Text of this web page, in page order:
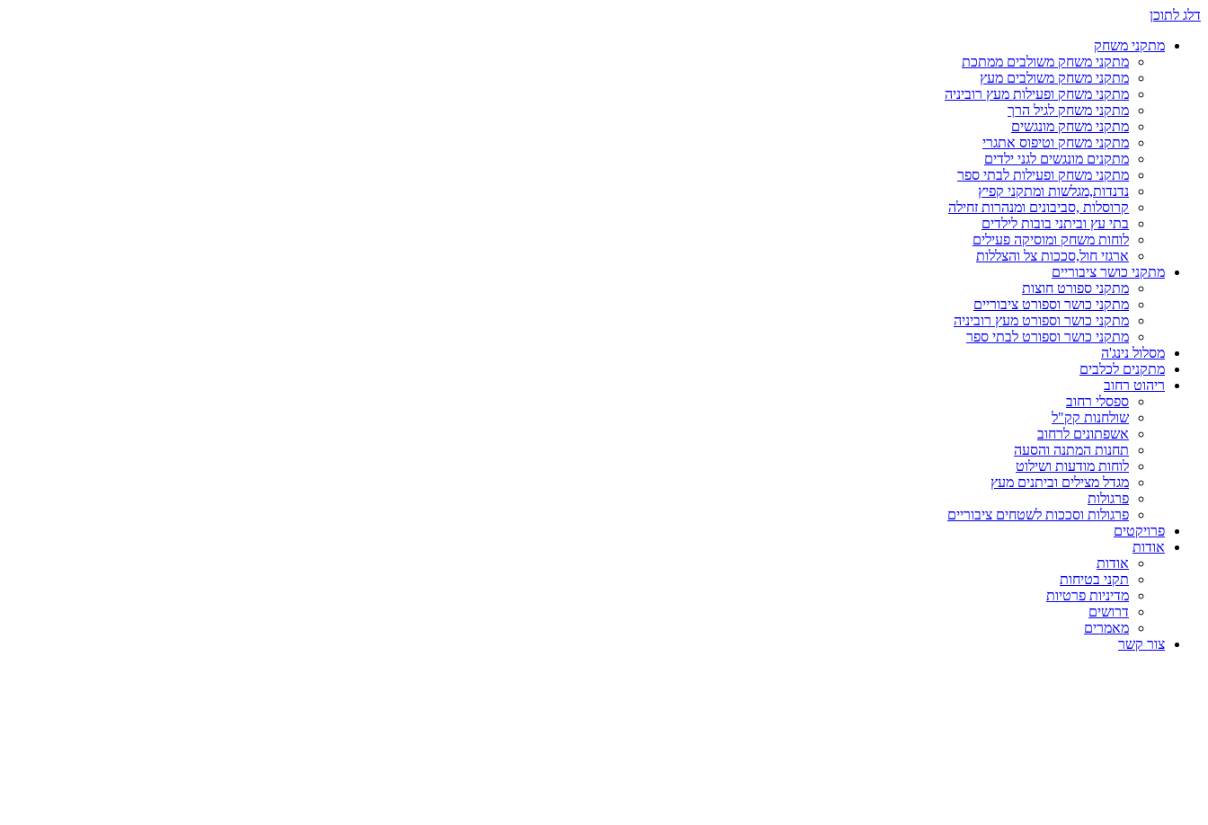
דלג לתוכן
מתקני משחק
מתקני משחק משולבים ממתכת
מתקני משחק משולבים מעץ
מתקני משחק ופעילות מעץ רוביניה
מתקני משחק לגיל הרך
מתקני משחק מונגשים
מתקני משחק וטיפוס אתגרי
מתקנים מונגשים לגני ילדים
מתקני משחק ופעילות לבתי ספר
נדנדות,מגלשות ומתקני קפיץ
קרוסלות ,סביבונים ומנהרות זחילה
בתי עץ וביתני בובות לילדים
לוחות משחק ומוסיקה פעילים
ארגזי חול,סככות צל והצללות
מתקני כושר ציבוריים
מתקני ספורט חוצות
מתקני כושר וספורט ציבוריים
מתקני כושר וספורט מעץ רוביניה
מתקני כושר וספורט לבתי ספר
מסלול נינג'ה
מתקנים לכלבים
ריהוט רחוב
ספסלי רחוב
שולחנות קק"ל
אשפתונים לרחוב
תחנות המתנה והסעה
לוחות מודעות ושילוט
מגדל מצילים וביתנים מעץ
פרגולות
פרגולות וסככות לשטחים ציבוריים
פרויקטים
אודות
אודות
תקני בטיחות
מדיניות פרטיות
דרושים
מאמרים
צור קשר